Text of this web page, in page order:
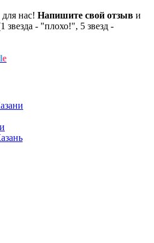
нас! Напишите свой отзыв и
- "плохо!", 5 звезд -
e